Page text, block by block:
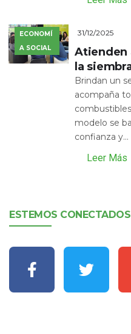
ECONOMÍ
A SOCIAL
31/12/2025
Atienden
la
Brindan un
acompaña
modelo se
confianza y...
Leer Más
ESTEMOS CONECTADOS